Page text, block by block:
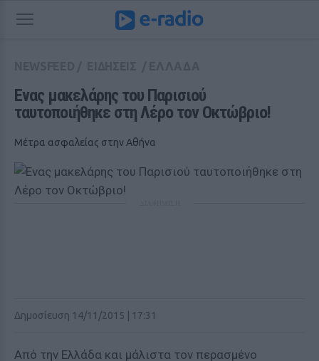
Eνας μακελάρης του Παρισιού
ταυτοποιήθηκε στη Λέρο τον Οκτώβριο!
Μέτρα ασφαλείας στην Αθήνα
Δημοσίευση 14/11/2015 | 17:31
Από την Ελλάδα και μάλιστα τον περασμένο